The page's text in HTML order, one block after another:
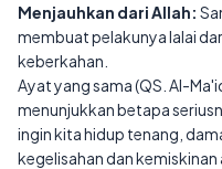
Menjauhkan dari Allah:
membuat pelakunya lalai
keberkahan.
Ayat yang sama (QS. Al-
menunjukkan betapa
ingin kita hidup tenang,
kegelisahan dan